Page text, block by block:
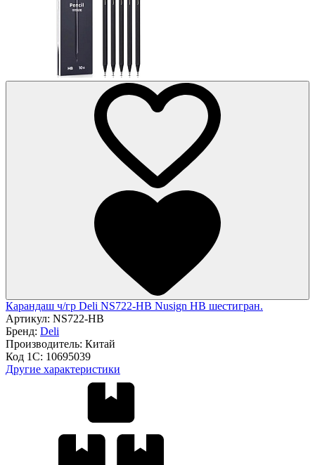
Карандаш ч/гр Deli NS722-HB Nusign HB шестигран.
Артикул: NS722-HB
Бренд: Deli
Производитель: Китай
Код 1С: 10695039
Другие характеристики